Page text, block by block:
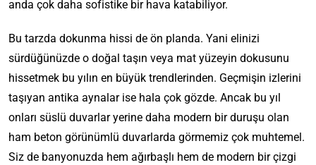
anda çok daha sofistike bir hava katabiliyor.
Bu tarzda dokunma hissi de ön planda. Yani elinizi
sürdüğünüzde o doğal taşın veya mat yüzeyin dokusunu
hissetmek bu yılın en büyük trendlerinden. Geçmişin izlerini
taşıyan antika aynalar ise hala çok gözde. Ancak bu yıl
onları süslü duvarlar yerine daha modern bir duruşu olan
ham beton görünümlü duvarlarda görmemiz çok muhtemel.
Siz de banyonuzda hem ağırbaşlı hem de modern bir çizgi